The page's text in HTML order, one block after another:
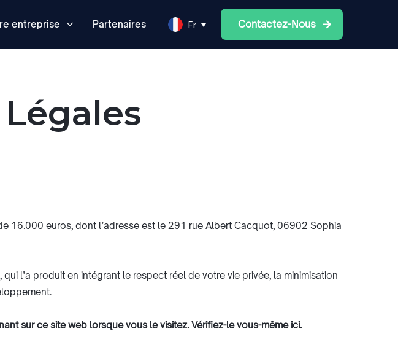
Partenaires Fr Contactez-Nous
16.000 euros, dont l’adresse est le 291 rue Albert Cacquot, 06902 Sophia
l’a produit en intégrant le respect réel de votre vie privée, la minimisation
sur ce site web lorsque vous le visitez. Vérifiez-le vous-même ici.